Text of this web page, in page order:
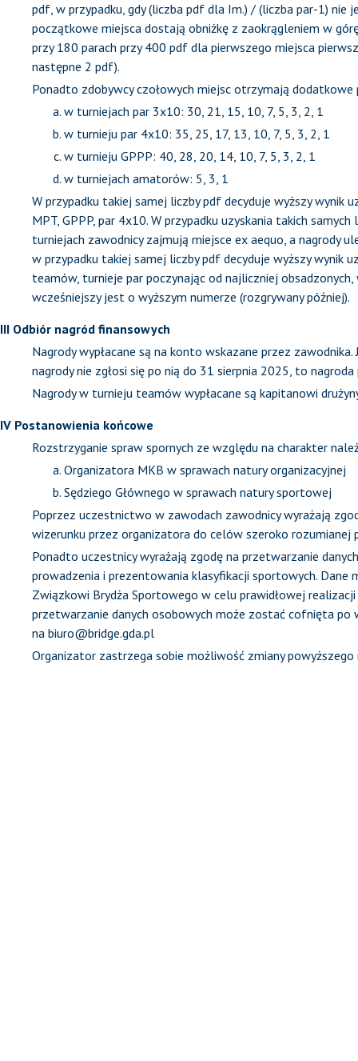
pdf, w przypadku, gdy (liczba pdf dla Im.) / (liczba par-1) nie
początkowe miejsca dostają obniżkę z zaokrągleniem w
przy 180 parach przy 400 pdf dla pierwszego miejsca
następne 2 pdf).
Ponadto zdobywcy czołowych miejsc otrzymają
w turniejach par 3x10: 30, 21, 15, 10, 7, 5, 3, 2, 1
w turnieju par 4x10: 35, 25, 17, 13, 10, 7, 5, 3, 2, 1
w turnieju GPPP: 40, 28, 20, 14, 10, 7, 5, 3, 2, 1
w turniejach amatorów: 5, 3, 1
W przypadku takiej samej liczby pdf decyduje wyższy wynik
MPT, GPPP, par 4x10. W przypadku uzyskania takich
turniejach zawodnicy zajmują miejsce ex aequo, a nagrody
w przypadku takiej samej liczby pdf decyduje wyższy wynik
teamów, turnieje par poczynając od najliczniej
wcześniejszy jest o wyższym numerze (rozgrywany później).
III Odbiór nagród finansowych
Nagrody wypłacane są na konto wskazane przez
nagrody nie zgłosi się po nią do 31 sierpnia 2025, to nagroda
Nagrody w turnieju teamów wypłacane są kapitanowi
IV Postanowienia końcowe
Rozstrzyganie spraw spornych ze względu na charakter
Organizatora MKB w sprawach natury organizacyjnej
Sędziego Głównego w sprawach natury sportowej
Poprzez uczestnictwo w zawodach zawodnicy wyrażają
wizerunku przez organizatora do celów szeroko rozumianej
Ponadto uczestnicy wyrażają zgodę na przetwarzanie
prowadzenia i prezentowania klasyfikacji sportowych. Dane
Związkowi Brydża Sportowego w celu prawidłowej
przetwarzanie danych osobowych może zostać cofnięta po
na biuro@bridge.gda.pl
Organizator zastrzega sobie możliwość zmiany powyższego